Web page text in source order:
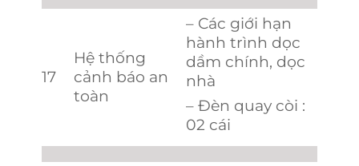
17
Hệ thống
cảnh báo an
toàn
– Các giới hạn
hành trình dọc
dầm chính, dọc
nhà
– Đèn quay còi :
02 cái